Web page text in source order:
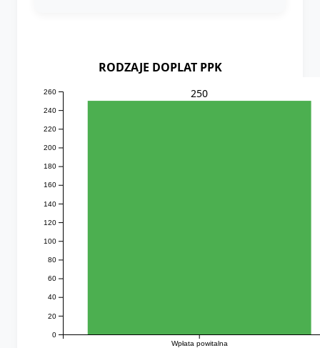
RODZAJE DOPLAT PPK
Wpłata powitalna
0
20
40
60
80
100
120
140
160
180
200
220
240
260 250